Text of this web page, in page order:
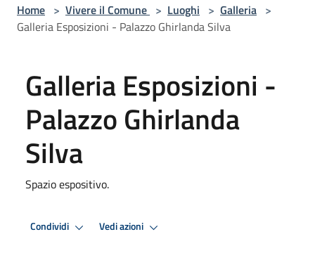
Home > Vivere il Comune > Luoghi > Galleria >
Galleria Esposizioni - Palazzo Ghirlanda Silva
Galleria Esposizioni -
Palazzo Ghirlanda
Silva
Spazio espositivo.
Condividi Vedi azioni